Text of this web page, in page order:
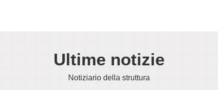
Ultime notizie
Notiziario della struttura